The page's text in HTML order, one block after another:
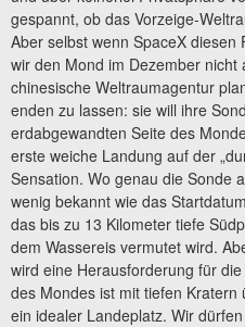
gespannt, ob das Vorzeige-
Aber selbst wenn SpaceX
wir den Mond im Dezember
chinesische Weltraumagentur
enden zu lassen: sie will ihre
erdabgewandten Seite des
erste weiche Landung auf der
Sensation. Wo genau die Sonde
wenig bekannt wie das
das bis zu 13 Kilometer tiefe
dem Wassereis vermutet wird.
wird eine Herausforderung für
des Mondes ist mit tiefen
ein idealer Landeplatz. Wir